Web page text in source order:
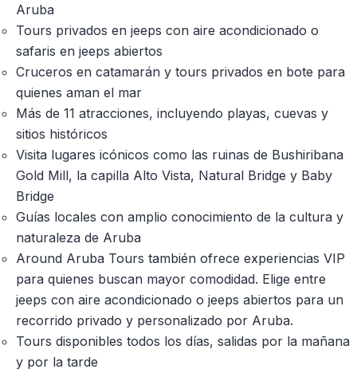
Aruba
Tours privados en jeeps con aire acondicionado o
safaris en jeeps abiertos
Cruceros en catamarán y tours privados en bote para
quienes aman el mar
Más de 11 atracciones, incluyendo playas, cuevas y
sitios históricos
Visita lugares icónicos como las ruinas de Bushiribana
Gold Mill, la capilla Alto Vista, Natural Bridge y Baby
Bridge
Guías locales con amplio conocimiento de la cultura y
naturaleza de Aruba
Around Aruba Tours también ofrece experiencias VIP
para quienes buscan mayor comodidad. Elige entre
jeeps con aire acondicionado o jeeps abiertos para un
recorrido privado y personalizado por Aruba.
Tours disponibles todos los días, salidas por la mañana
y por la tarde